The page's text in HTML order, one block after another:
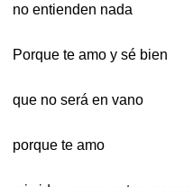
no entienden nada
Porque te amo y sé bien
que no será en vano
porque te amo